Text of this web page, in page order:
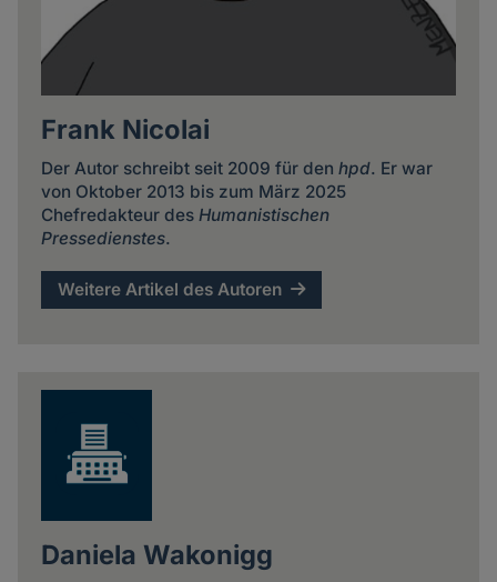
Frank Nicolai
Der Autor schreibt seit 2009 für den hpd. Er war
von Oktober 2013 bis zum März 2025
Chefredakteur des Humanistischen
Pressedienstes.
Weitere Artikel des Autoren
Daniela Wakonigg